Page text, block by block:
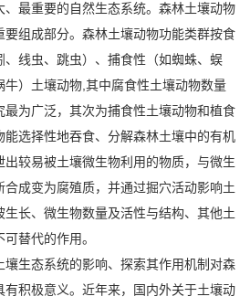
最重要的自然生态系统。森林土壤动物
组成部分。森林土壤动物功能类群按食
线虫、跳虫）、捕食性（如蜘蛛、蜈
牛）土壤动物,其中腐食性土壤动物数量
最为广泛，其次为捕食性土壤动物和植食
选择性地吞食、分解森林土壤中的有机
较易被土壤微生物利用的物质，与微生
成变为腐殖质，并通过掘穴活动影响土
长、微生物数量及活性与结构、其他土
替代的作用。
生态系统的影响、探索其作用机制对森
积极意义。近年来，国内外关于土壤动